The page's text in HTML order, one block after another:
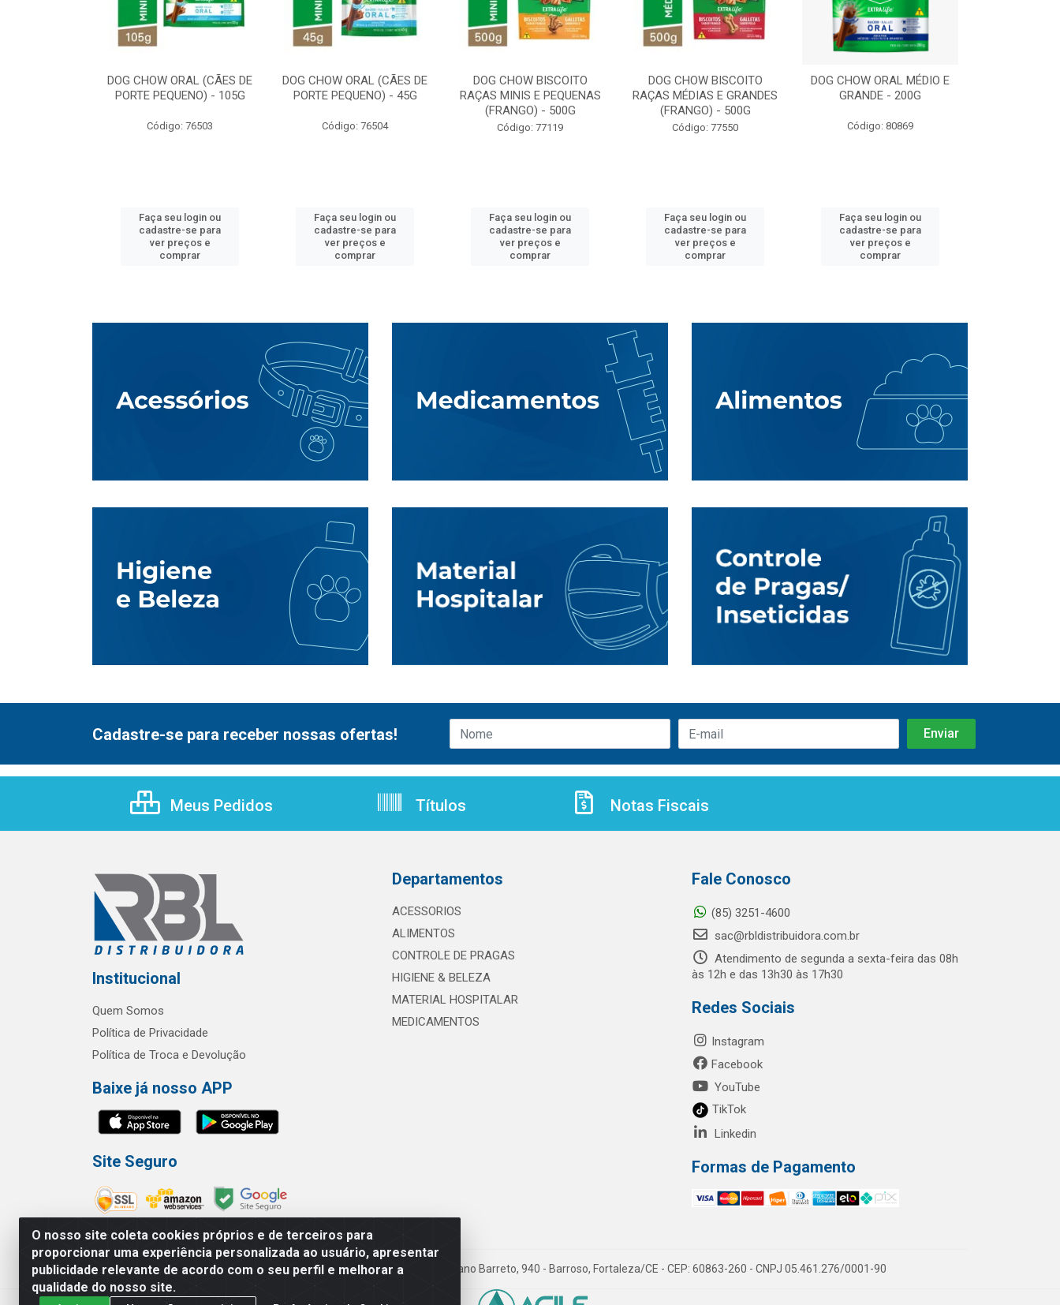
DOG CHOW ORAL (CÃES DE
PORTE PEQUENO) - 105G
Código: 76503
Faça seu login ou
cadastre-se para
ver preços e
comprar
DOG CHOW ORAL (CÃES DE
PORTE PEQUENO) - 45G
Código: 76504
Faça seu login ou
cadastre-se para
ver preços e
comprar
DOG CHOW BISCOITO
RAÇAS MINIS E PEQUENAS
(FRANGO) - 500G
Código: 77119
Faça seu login ou
cadastre-se para
ver preços e
comprar
DOG CHOW BISCOITO
RAÇAS MÉDIAS E GRANDES
(FRANGO) - 500G
Código: 77550
Faça seu login ou
cadastre-se para
ver preços e
comprar
DOG CHOW ORAL MÉDIO E
GRANDE - 200G
Código: 80869
Faça seu login ou
cadastre-se para
ver preços e
comprar
O nosso site coleta cookies próprios e de terceiros para
proporcionar uma experiência personalizada ao usuário, apresentar
publicidade relevante de acordo com o seu perfil e melhorar a
qualidade do nosso site.
Cadastre-se para receber nossas ofertas!
Meus Pedidos Títulos Notas Fiscais
Institucional
Quem Somos
Política de Privacidade
Política de Troca e Devolução
Baixe já nosso APP
Site Seguro
Departamentos
ACESSORIOS
ALIMENTOS
CONTROLE DE PRAGAS
HIGIENE & BELEZA
MATERIAL HOSPITALAR
MEDICAMENTOS
Fale Conosco
(85) 3251-4600
sac@rbldistribuidora.com.br
Atendimento de segunda a sexta-feira das 08h
às 12h e das 13h30 às 17h30
Redes Sociais
Instagram
Facebook
YouTube
TikTok
Linkedin
Formas de Pagamento
RBL Distribuidora Distribuidora Gomes LTDA - Rua Maximiano Barreto, 940 - Barroso, Fortaleza/CE - CEP: 60863-260 - CNPJ 05.461.276/0001-90